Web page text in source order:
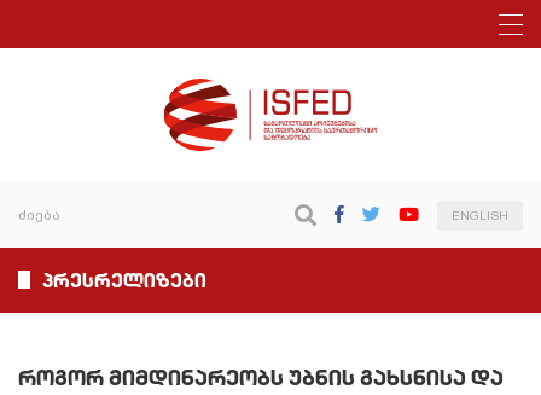
ENGLISH
პრესრელიზები
როგორ მიმდინარეობს უბნის გახსნისა და